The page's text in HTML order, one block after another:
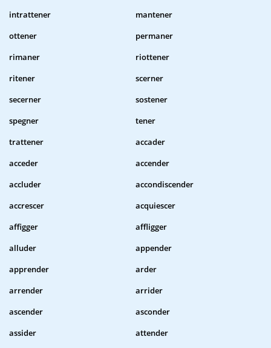
intrattener
mantener
ottener
permaner
rimaner
riottener
ritener
scerner
secerner
sostener
spegner
tener
trattener
accader
acceder
accender
accluder
accondiscender
accrescer
acquiescer
affigger
affligger
alluder
appender
apprender
arder
arrender
arrider
ascender
asconder
assider
attender